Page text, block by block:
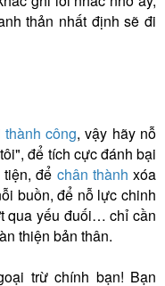
thản nhất định sẽ đi
thành công, vậy hãy nỗ
để tích cực đánh bại
để chân thành xóa
buồn, để nỗ lực chinh
qua yếu đuối… chỉ cần
thiện bản thân.
trừ chính bạn! Bạn